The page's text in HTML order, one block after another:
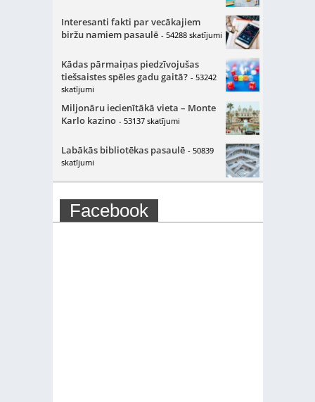
Interesanti fakti par vecākajiem
biržu namiem pasaulē - 54288 skatījumi
Kādas pārmaiņas piedzīvojušas
tiešsaistes spēles gadu gaitā? - 53242
skatījumi
Miljonāru iecienītākā vieta – Monte
Karlo kazino - 53137 skatījumi
Labākās bibliotēkas pasaulē - 50839
skatījumi
Facebook